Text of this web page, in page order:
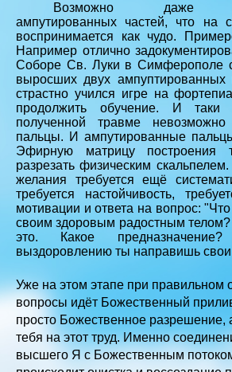
Возможно даже
ампутированных частей, что на
воспринимается как чудо.
Например отлично
Соборе Св. Луки в Симферополе
выросших двух ампуптированных
страстно учился игре на
продолжить обучение. И таки
полученной травме
пальцы. И ампутированные
Эфирную матрицу построения
разрезать физическим
желания требуется ещё
требуется настойчивость,
мотивации и ответа на вопрос:
своим здоровым радостным телом?
это. Какое
выздоровлению ты направишь
Уже на этом этапе при правильном
вопросы идёт Божественный
просто Божественное разрешение,
тебя на этот труд. Именно
высшего Я с Божественным